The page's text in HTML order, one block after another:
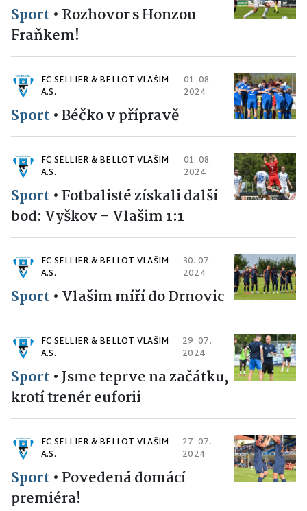
Sport • Rozhovor s Honzou
Fraňkem!
FC SELLIER & BELLOT VLAŠIM
A.S.
01. 08.
2024
Sport •Béčko v přípravě
FC SELLIER & BELLOT VLAŠIM
A.S.
01. 08.
2024
Sport • Fotbalisté získali další
bod: Vyškov – Vlašim 1:1
FC SELLIER & BELLOT VLAŠIM
A.S.
30. 07.
2024
Sport • Vlašim míří do Drnovic
FC SELLIER & BELLOT VLAŠIM
A.S.
29. 07.
2024
Sport •Jsme teprve na začátku,
krotí trenér euforii
FC SELLIER & BELLOT VLAŠIM
A.S.
27. 07.
2024
Sport • Povedená domácí
premiéra!